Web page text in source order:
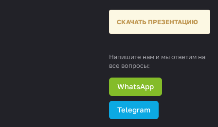
СКАЧАТЬ ПРЕЗЕНТАЦИЮ
Напишите нам и мы ответим на
все вопросы:
WhatsApp
Telegram